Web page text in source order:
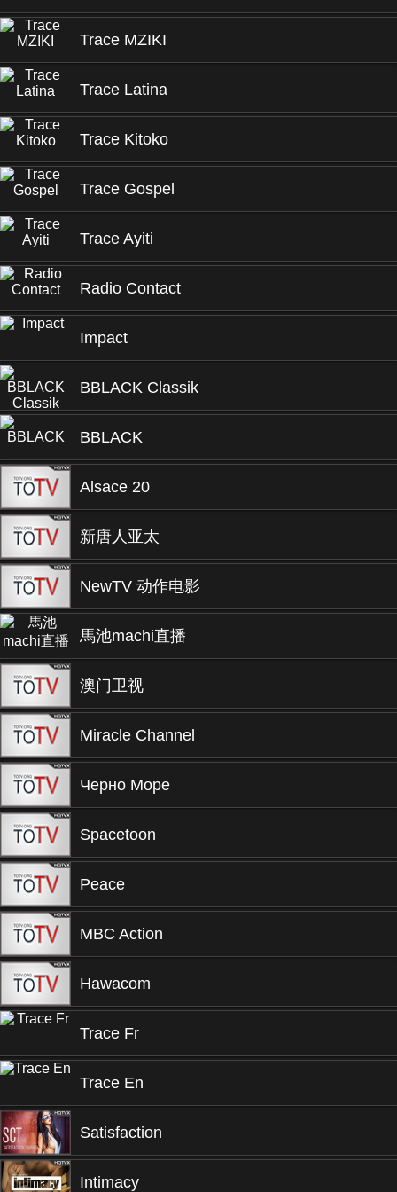
Trace MZIKI
Trace Latina
Trace Kitoko
Trace Gospel
Trace Ayiti
Radio Contact
Impact
BBLACK Classik
BBLACK
Alsace 20
新唐人亚太
NewTV 动作电影
馬池machi直播
澳门卫视
Miracle Channel
Черно Море
Spacetoon
Peace
MBC Action
Hawacom
Trace Fr
Trace En
Satisfaction
Intimacy